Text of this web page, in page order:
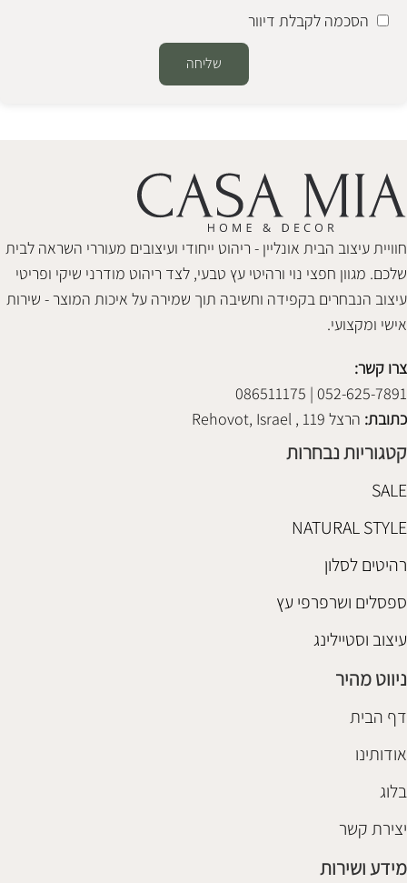
הסכמה לקבלת דיוור
שליחה
חוויית עיצוב הבית אונליין - ריהוט ייחודי ועיצובים מעוררי השראה לבית
שלכם. מגוון חפצי נוי ורהיטי עץ טבעי, לצד ריהוט מודרני שיקי ופריטי
עיצוב הנבחרים בקפידה וחשיבה תוך שמירה על איכות המוצר - שירות
אישי ומקצועי.
צרו קשר:
052-625-7891 | 086511175
כתובת: הרצל 119 , Rehovot, Israel
קטגוריות נבחרות
SALE
NATURAL STYLE
רהיטים לסלון
ספסלים ושרפרפי עץ
עיצוב וסטיילינג
ניווט מהיר
דף הבית
אודותינו
בלוג
יצירת קשר
מידע ושירות